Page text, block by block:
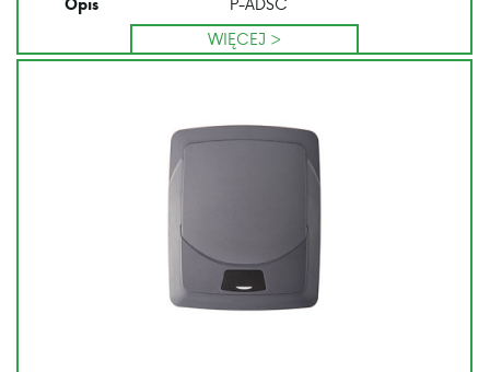
Opis
WIĘCEJ >